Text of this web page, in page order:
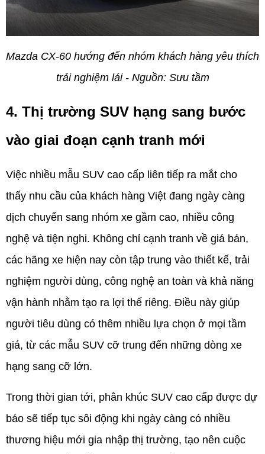
Mazda CX-60 hướng đến nhóm khách hàng yêu thích
trải nghiệm lái - Nguồn: Sưu tầm
4. Thị trường SUV hạng sang bước
vào giai đoạn cạnh tranh mới
Việc nhiều mẫu SUV cao cấp liên tiếp ra mắt cho
thấy nhu cầu của khách hàng Việt đang ngày càng
dịch chuyển sang nhóm xe gầm cao, nhiều công
nghệ và tiện nghi. Không chỉ cạnh tranh về giá bán,
các hãng xe hiện nay còn tập trung vào thiết kế, trải
nghiệm người dùng, công nghệ an toàn và khả năng
vận hành nhằm tạo ra lợi thế riêng. Điều này giúp
người tiêu dùng có thêm nhiều lựa chọn ở mọi tầm
giá, từ các mẫu SUV cỡ trung đến những dòng xe
hạng sang cỡ lớn.
Trong thời gian tới, phân khúc SUV cao cấp được dự
báo sẽ tiếp tục sôi động khi ngày càng có nhiều
thương hiệu mới gia nhập thị trường, tạo nên cuộc